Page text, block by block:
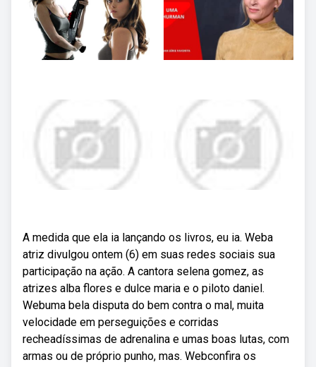
A medida que ela ia lançando os livros, eu ia. Weba
atriz divulgou ontem (6) em suas redes sociais sua
participação na ação. A cantora selena gomez, as
atrizes alba flores e dulce maria e o piloto daniel.
Webuma bela disputa do bem contra o mal, muita
velocidade em perseguições e corridas
recheadíssimas de adrenalina e umas boas lutas, com
armas ou de próprio punho, mas. Webconfira os